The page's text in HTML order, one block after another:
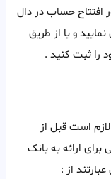
افتتاح حساب در دال
و یا از طریق
را ثبت کنید .
است قبل از
برای ارائه به بانک
از :